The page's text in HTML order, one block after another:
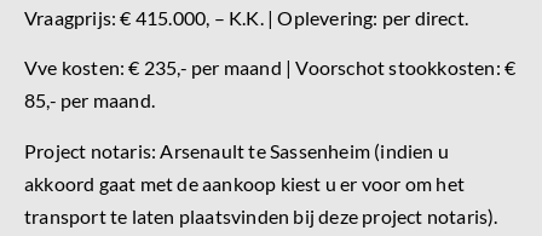
Vraagprijs: € 415.000, – K.K. | Oplevering: per direct.
Vve kosten: € 235,- per maand | Voorschot stookkosten: €
85,- per maand.
Project notaris: Arsenault te Sassenheim (indien u
akkoord gaat met de aankoop kiest u er voor om het
transport te laten plaatsvinden bij deze project notaris).